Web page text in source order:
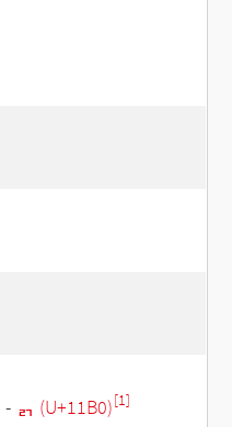
- ᆰ (U+11B0)[1]